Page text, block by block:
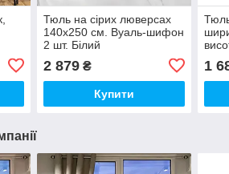
Тюль на сірих люверсах
140х250 см. Вуаль-шифон
2 шт. Білий
2 879₴
Купити
1